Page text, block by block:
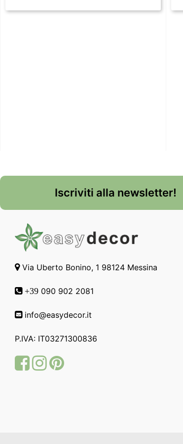
Iscriviti alla newsletter!
Via Uberto Bonino, 1 98124 Messina
+39 090 902 2081
info@easydecor.it
P.IVA: IT03271300836
FacebookInstagram
Pinterest